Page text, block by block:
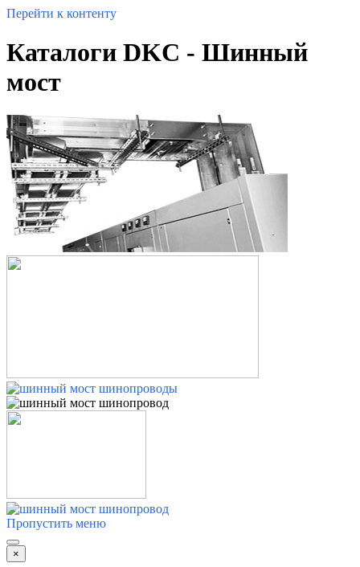
Перейти к контенту
Каталоги DKC - Шинный
мост
Пропустить меню
×